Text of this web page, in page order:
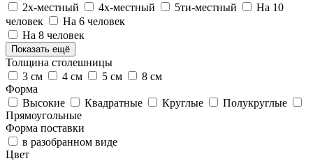
2х-местный
4х-местный 5ти-местный
На 10
человек
На 6 человек
На 8 человек
Показать ещё
Толщина столешницы
3 см
4 см 5 см
8 см
Форма
Высокие
Квадратные Круглые
Полукруглые
Прямоугольные
Форма поставки
в разобранном виде
Цвет